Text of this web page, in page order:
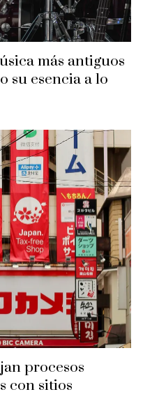
más antiguos
su esencia a lo
procesos
con sitios